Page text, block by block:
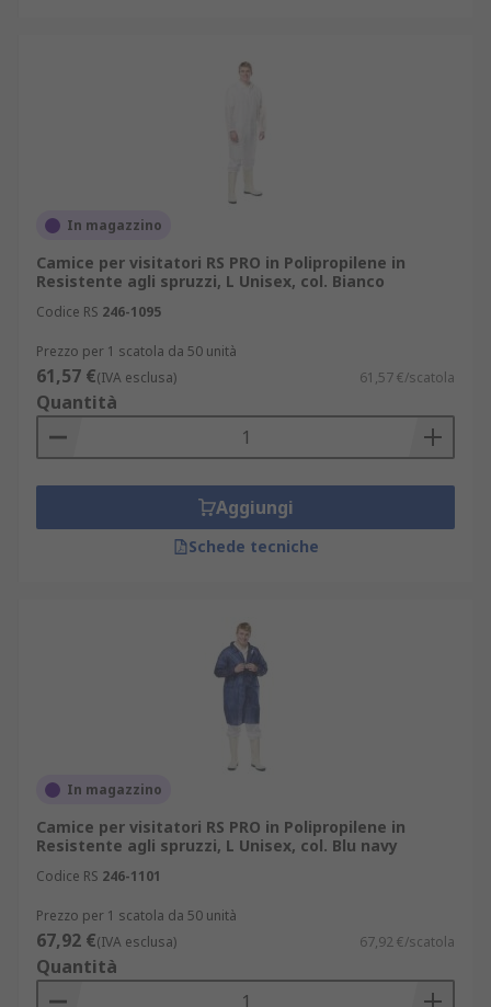
In magazzino
Camice per visitatori RS PRO in Polipropilene in
Resistente agli spruzzi, L Unisex, col. Bianco
Codice RS 246-1095
Prezzo per 1 scatola da 50 unità
61,57 €(IVA esclusa) 61,57 €/scatola
Quantità
Aggiungi
Schede tecniche
In magazzino
Camice per visitatori RS PRO in Polipropilene in
Resistente agli spruzzi, L Unisex, col. Blu navy
Codice RS 246-1101
Prezzo per 1 scatola da 50 unità
67,92 €(IVA esclusa) 67,92 €/scatola
Quantità